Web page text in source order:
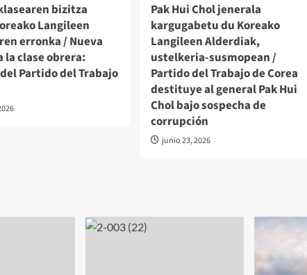
bizitza
Langileen
erronka / Nueva
la clase obrera:
Partido del Trabajo
Pak Hui Chol jenerala
kargugabetu du Koreako
Langileen Alderdiak,
ustelkeria-susmopean /
Partido del Trabajo de Corea
destituye al general Pak Hui
Chol bajo sospecha de
corrupción
junio 23, 2026